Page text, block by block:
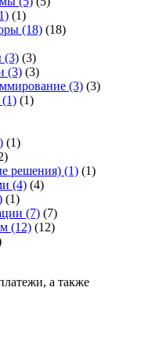
(1)
(18) (18)
(3) (3)
(3) (3)
(3) (3)
(1) (1)
(1)
решения) (1) (1)
(4) (4)
(1)
(7) (7)
(12) (12)
а также